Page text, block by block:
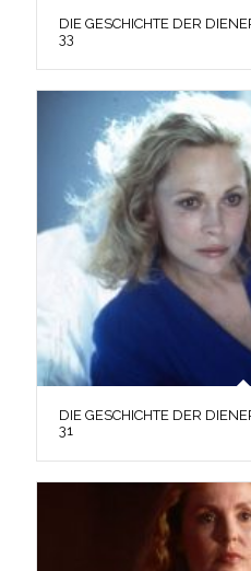
DIE GESCHICHTE DER
33
DIE GESCHICHTE DER
31